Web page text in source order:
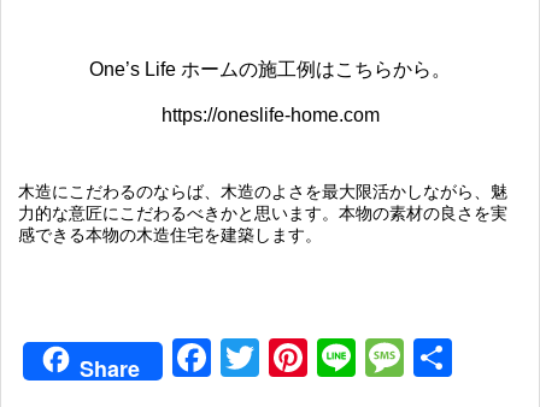
One’s Life ホームの施工例はこちらから。
https://oneslife-home.com
木造にこだわるのならば、木造のよさを最大限活かしながら、魅
力的な意匠にこだわるべきかと思います。本物の素材の良さを実
感できる本物の木造住宅を建築します。
Share Facebook
TwitterPinterest
Line